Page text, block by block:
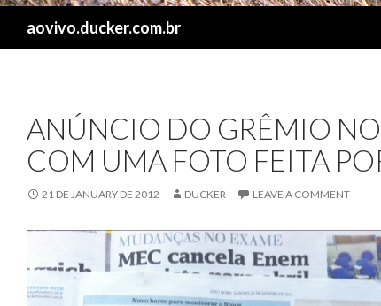
aovivo.ducker.com.br
ANÚNCIO DO GRÊMIO
COM UMA FOTO FEITA
21 DE JANUARY DE 2012 DUCKER LEAVE A COMMENT